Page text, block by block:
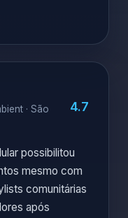
· São
4.7
possibilitou
mesmo com
comunitárias
após